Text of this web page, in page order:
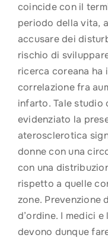
coincide con il
periodo della vita,
accusare dei
rischio di
ricerca coreana
correlazione fra
infarto. Tale studio
evidenziato la
aterosclerotica
donne con una
con una
rispetto a quelle
zone. Prevenzione
d’ordine. I medici
devono dunque